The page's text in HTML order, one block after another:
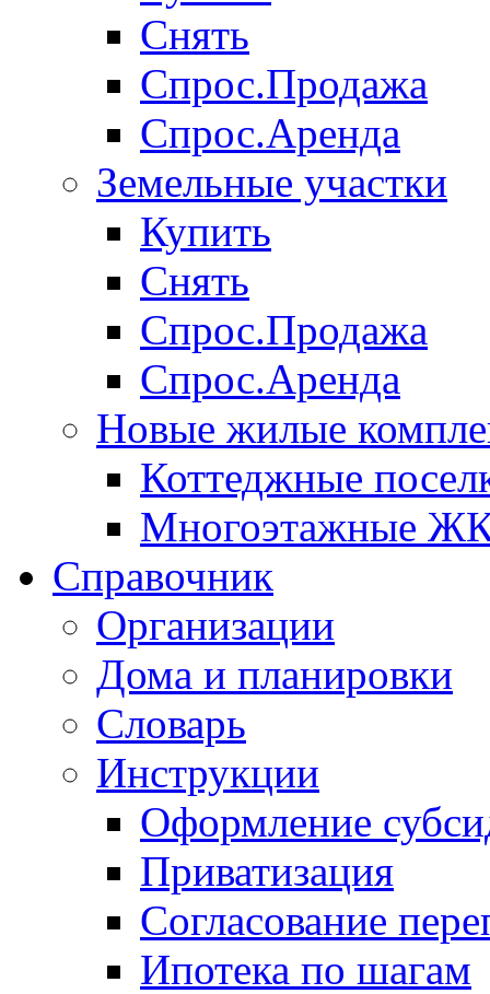
Снять
Спрос.Продажа
Спрос.Аренда
Земельные участки
Купить
Снять
Спрос.Продажа
Спрос.Аренда
Новые жилые
Коттеджные
Многоэтажные
Справочник
Организации
Дома и планировки
Словарь
Инструкции
Оформление
Приватизация
Согласование
Ипотека по шагам